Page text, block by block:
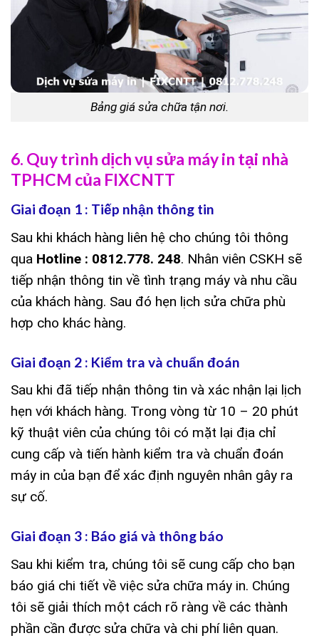
Bảng giá sửa chữa tận nơi.
6. Quy trình dịch vụ sửa máy in tại nhà
TPHCM của FIXCNTT
Giai đoạn 1 : Tiếp nhận thông tin
Sau khi khách hàng liên hệ cho chúng tôi thông
qua Hotline : 0812.778. 248. Nhân viên CSKH sẽ
tiếp nhận thông tin về tình trạng máy và nhu cầu
của khách hàng. Sau đó hẹn lịch sửa chữa phù
hợp cho khác hàng.
Giai đoạn 2 : Kiểm tra và chuẩn đoán
Sau khi đã tiếp nhận thông tin và xác nhận lại lịch
hẹn với khách hàng. Trong vòng từ 10 – 20 phút
kỹ thuật viên của chúng tôi có mặt lại địa chỉ
cung cấp và tiến hành kiểm tra và chuẩn đoán
máy in của bạn để xác định nguyên nhân gây ra
sự cố.
Giai đoạn 3 : Báo giá và thông báo
Sau khi kiểm tra, chúng tôi sẽ cung cấp cho bạn
báo giá chi tiết về việc sửa chữa máy in. Chúng
tôi sẽ giải thích một cách rõ ràng về các thành
phần cần được sửa chữa và chi phí liên quan.